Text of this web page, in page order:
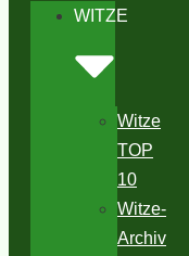
WITZE
Witze
TOP
10
Witze-
Archiv